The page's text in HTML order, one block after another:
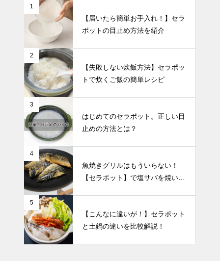
1
【届いたら簡単お手入れ！】セラ
ポットの目止め方法を紹介
2
【失敗しない炊飯方法】セラポッ
トで炊くご飯の簡単レシピ
3
はじめてのセラポット。正しい目
止めの方法とは？
4
魚焼きグリルはもういらない！
【セラポット】で塩サバを焼いて
5
【こんなに違いが！】セラポット
と土鍋の違いを比較解説！